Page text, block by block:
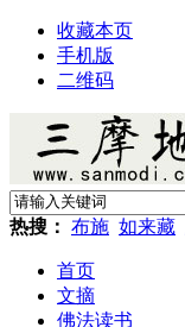
收藏本页
手机版
二维码
热搜： 布施 如来藏
首页
文摘
佛法读书